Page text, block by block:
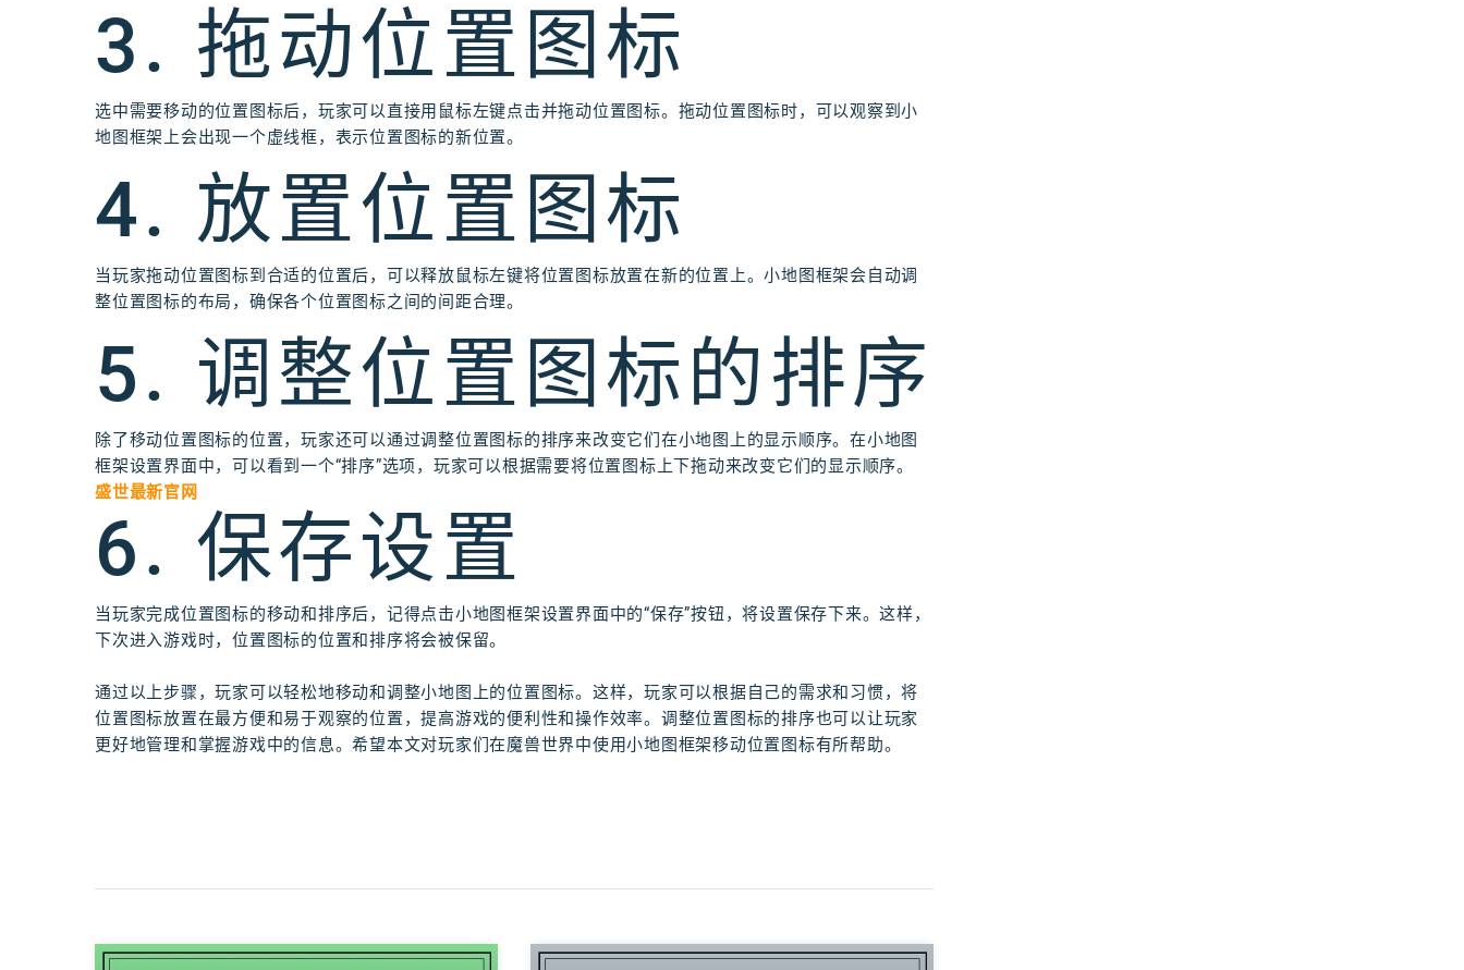
3. 拖动位置图标
选中需要移动的位置图标后，玩家可以直接用鼠标左键点击并拖动位置图标。拖动位置图标时，可以观察到小
地图框架上会出现一个虚线框，表示位置图标的新位置。
4. 放置位置图标
当玩家拖动位置图标到合适的位置后，可以释放鼠标左键将位置图标放置在新的位置上。小地图框架会自动调
整位置图标的布局，确保各个位置图标之间的间距合理。
5. 调整位置图标的排序
除了移动位置图标的位置，玩家还可以通过调整位置图标的排序来改变它们在小地图上的显示顺序。在小地图
框架设置界面中，可以看到一个“排序”选项，玩家可以根据需要将位置图标上下拖动来改变它们的显示顺序。
盛世最新官网
6. 保存设置
当玩家完成位置图标的移动和排序后，记得点击小地图框架设置界面中的“保存”按钮，将设置保存下来。这样，
下次进入游戏时，位置图标的位置和排序将会被保留。
通过以上步骤，玩家可以轻松地移动和调整小地图上的位置图标。这样，玩家可以根据自己的需求和习惯，将
位置图标放置在最方便和易于观察的位置，提高游戏的便利性和操作效率。调整位置图标的排序也可以让玩家
更好地管理和掌握游戏中的信息。希望本文对玩家们在魔兽世界中使用小地图框架移动位置图标有所帮助。